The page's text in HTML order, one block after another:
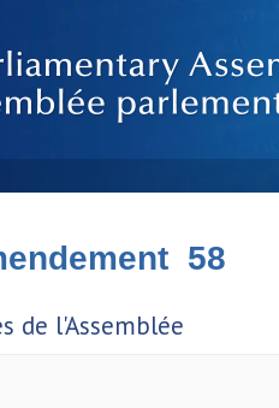
58
de l'Assemblée